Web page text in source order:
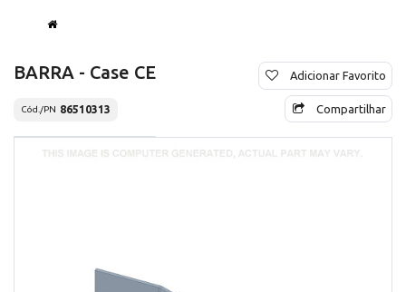
BARRA - Case CE
Cód./PN 86510313
Adicionar Favorito
Compartilhar